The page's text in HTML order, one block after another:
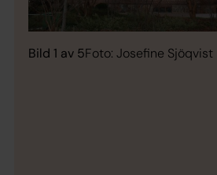
Bild 1 av 5Foto: Josefine Sjöqvist